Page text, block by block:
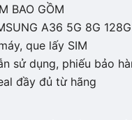
BAO GỒM
A36 5G 8G
que lấy SIM
sử dụng, phiếu bảo
đầy đủ từ hãng